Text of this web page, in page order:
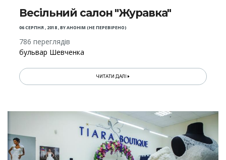
Весільний салон "Журавка"
06 СЕРПНЯ , 2018,BYАНОНІМ (НЕ ПЕРЕВІРЕНО)
786 переглядів
бульвар Шевченка
ЧИТАТИ ДАЛІ